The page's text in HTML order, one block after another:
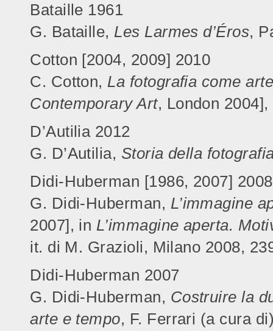
Bataille 1961
G. Bataille, Les Larmes d’Éros,
Cotton [2004, 2009] 2010
C. Cotton, La fotografia come
Contemporary Art, London
D’Autilia 2012
G. D’Autilia, Storia della
Didi-Huberman [1986, 2007] 2008
G. Didi-Huberman, L’immagine
2007], in L’immagine aperta.
it. di M. Grazioli, Milano 2008,
Didi-Huberman 2007
G. Didi-Huberman, Costruire la
arte e tempo, F. Ferrari (a cura